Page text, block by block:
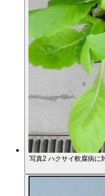
写真2 ハクサイ軟腐病に